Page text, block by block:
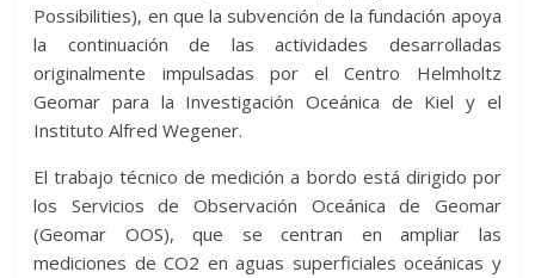
Possibilities), en que la subvención de la fundación apoya
la continuación de las actividades desarrolladas
originalmente impulsadas por el Centro Helmholtz
Geomar para la Investigación Oceánica de Kiel y el
Instituto Alfred Wegener.
El trabajo técnico de medición a bordo está dirigido por
los Servicios de Observación Oceánica de Geomar
(Geomar OOS), que se centran en ampliar las
mediciones de CO2 en aguas superficiales oceánicas y